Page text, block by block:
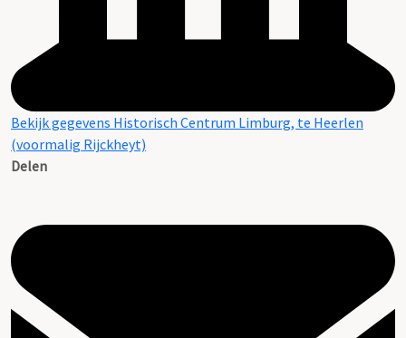
Bekijk gegevens Historisch Centrum Limburg, te Heerlen
(voormalig Rijckheyt)
Delen